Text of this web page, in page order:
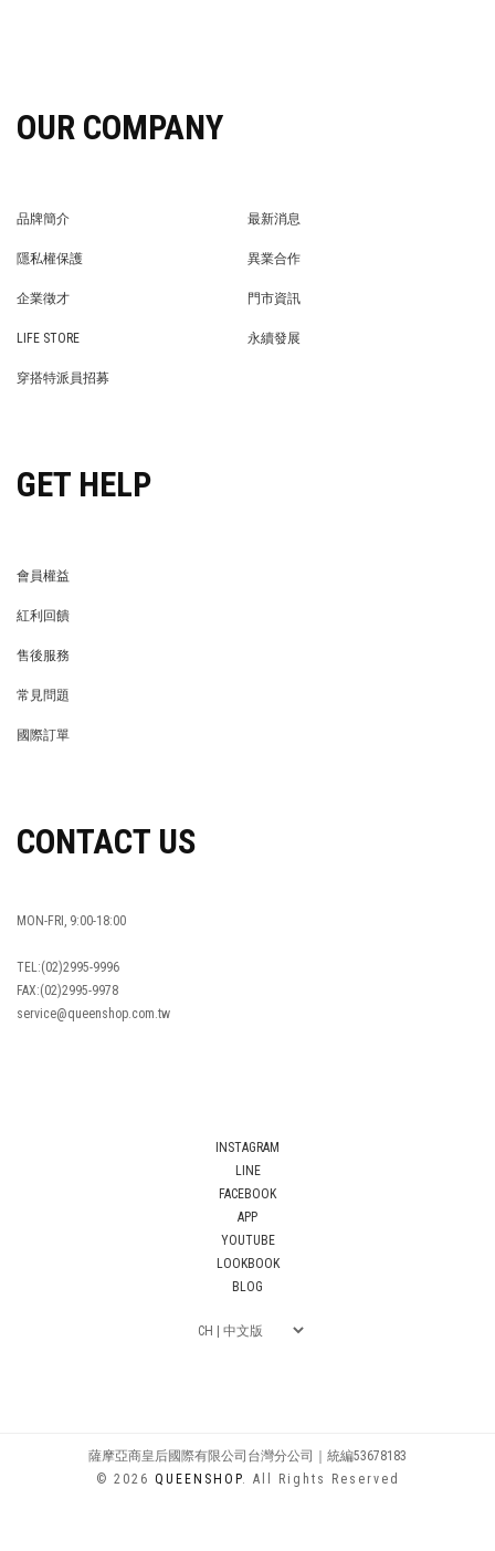
OUR COMPANY
品牌簡介
最新消息
隱私權保護
異業合作
企業徵才
門市資訊
LIFE STORE
永續發展
穿搭特派員招募
GET HELP
會員權益
紅利回饋
售後服務
常見問題
國際訂單
CONTACT US
MON-FRI, 9:00-18:00
TEL:(02)2995-9996
FAX:(02)2995-9978
service@queenshop.com.tw
INSTAGRAM
LINE
FACEBOOK
APP
YOUTUBE
LOOKBOOK
BLOG
薩摩亞商皇后國際有限公司台灣分公司｜統編53678183
© 2026 QUEENSHOP. All Rights Reserved